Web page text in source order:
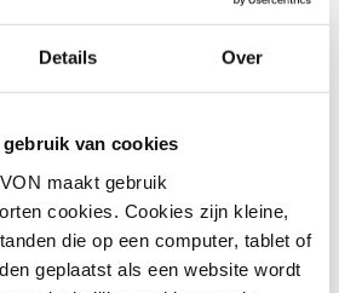
Details Over
van cookies
maakt gebruik
cookies. Cookies zijn kleine,
die op een computer, tablet of
geplaatst als een website wordt
van een betaalde
om Workspace for
gebruiken?
Google Workspace for
een school gebruik